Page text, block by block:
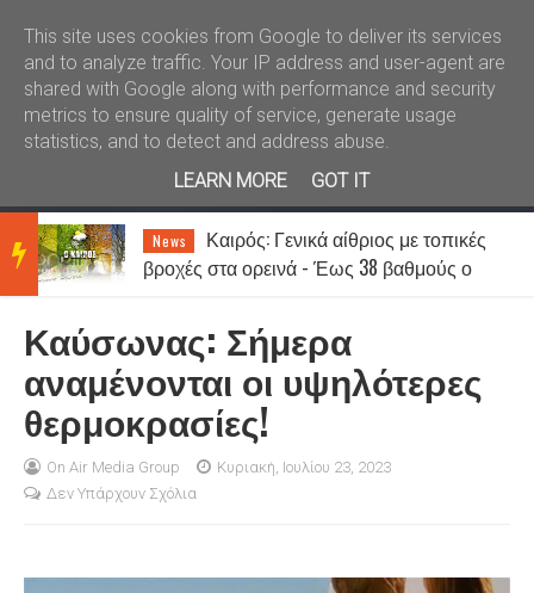
Καλώς ήλθατε Kral News
BRE
AKIN
NEW
News
Καιρός: Γενικά αίθριος με τοπικές
βροχές στα ορεινά - Έως 38 βαθμούς ο
Καύσωνας: Σήμερα
αναμένονται οι υψηλότερες
θερμοκρασίες!
On Air Media Group
Κυριακή, Ιουλίου 23, 2023
Δεν Υπάρχουν Σχόλια
This site uses cookies from Google to deliver its services
and to analyze traffic. Your IP address and user-agent are
shared with Google along with performance and security
metrics to ensure quality of service, generate usage
statistics, and to detect and address abuse.
LEARN MORE
GOT IT